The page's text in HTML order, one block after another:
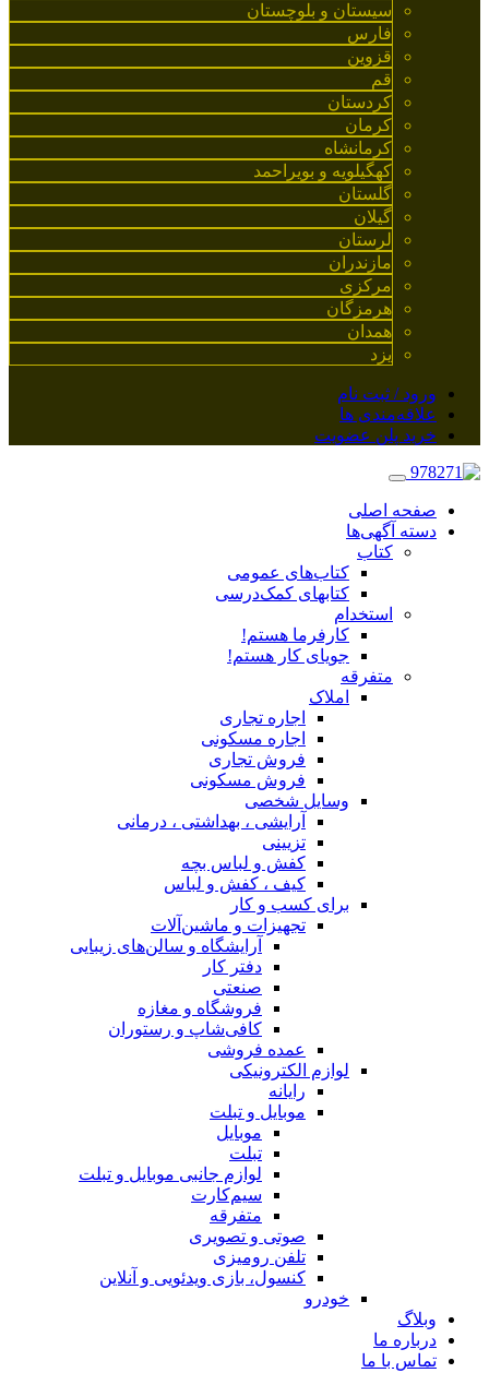
سیستان و بلوچستان
فارس
قزوین
قم
کردستان
کرمان
کرمانشاه
کهگیلویه و بویراحمد
گلستان
گیلان
لرستان
مازندران
مرکزی
هرمزگان
همدان
یزد
ورود / ثبت نام
علاقه‌مندی ها
خرید پلن عضویت
صفحه اصلی
دسته آگهی‌ها
کتاب
کتاب‌های عمومی
کتابهای کمک‌درسی
استخدام
کارفرما هستم!
جویای کار هستم!
متفرقه
املاک
اجاره تجاری
اجاره مسکونی
فروش تجاری
فروش مسکونی
وسایل شخصی
آرایشی ، بهداشتی ، درمانی
تزیینی
کفش و لباس بچه
کیف ، کفش و لباس
برای کسب و کار
تجهیزات و ماشین‌آلات
آرایشگاه و سالن‌های زیبایی
دفتر کار
صنعتی
فروشگاه و مغازه
کافی‌شاپ و رستوران
عمده فروشی
لوازم الکترونیکی
رایانه
موبایل و تبلت
موبایل
تبلت
لوازم جانبی موبایل و تبلت
سیم‌کارت
متفرقه
صوتی و تصویری
تلفن رومیزی
کنسول، بازی‌ ویدئویی و آنلاین
خودرو
وبلاگ
درباره ما
تماس با ما